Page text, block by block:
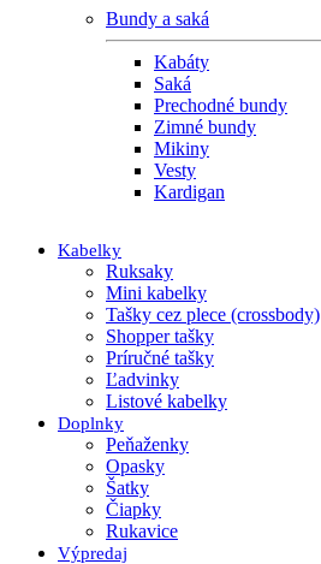
Bundy a saká
Kabáty
Saká
Prechodné bundy
Zimné bundy
Mikiny
Vesty
Kardigan
Kabelky
Ruksaky
Mini kabelky
Tašky cez plece (crossbody)
Shopper tašky
Príručné tašky
Ľadvinky
Listové kabelky
Doplnky
Peňaženky
Opasky
Šatky
Čiapky
Rukavice
Výpredaj